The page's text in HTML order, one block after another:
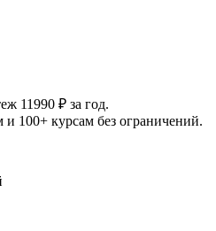
11990 ₽ за год.
100+ курсам без ограничений.